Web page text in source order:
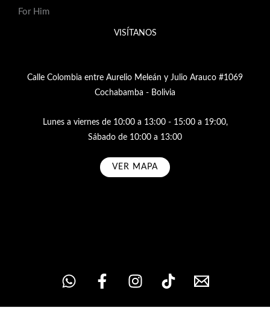
For Him
VISÍTANOS
Calle Colombia entre Aurelio Meleán y Julio Arauco #1069
Cochabamba - Bolivia
Lunes a viernes de 10:00 a 13:00 - 15:00 a 19:00,
Sábado de 10:00 a 13:00
VER MAPA